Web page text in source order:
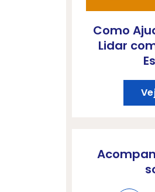
Como
Lidar